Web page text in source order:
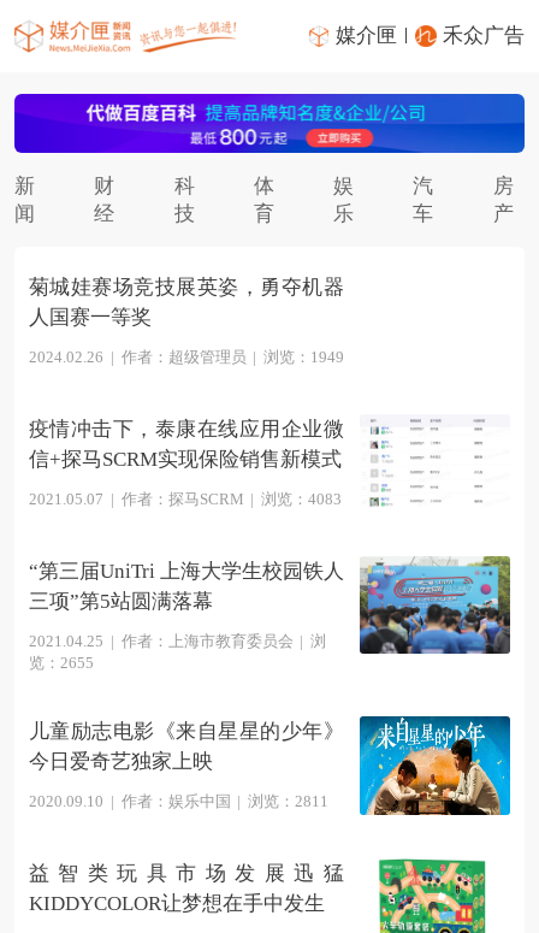
媒介匣 禾众广告
新
闻
财
经
科
技
体
育
娱
乐
汽
车
房
产
菊城娃赛场竞技展英姿，勇夺机器
人国赛一等奖
2024.02.26 | 作者：超级管理员 | 浏览：1949
疫情冲击下，泰康在线应用企业微
信+探马SCRM实现保险销售新模式
2021.05.07 | 作者：探马SCRM | 浏览：4083
“第三届UniTri 上海大学生校园铁人
三项”第5站圆满落幕
2021.04.25 | 作者：上海市教育委员会 | 浏
览：2655
儿童励志电影《来自星星的少年》
今日爱奇艺独家上映
2020.09.10 | 作者：娱乐中国 | 浏览：2811
益智类玩具市场发展迅猛
KIDDYCOLOR让梦想在手中发生